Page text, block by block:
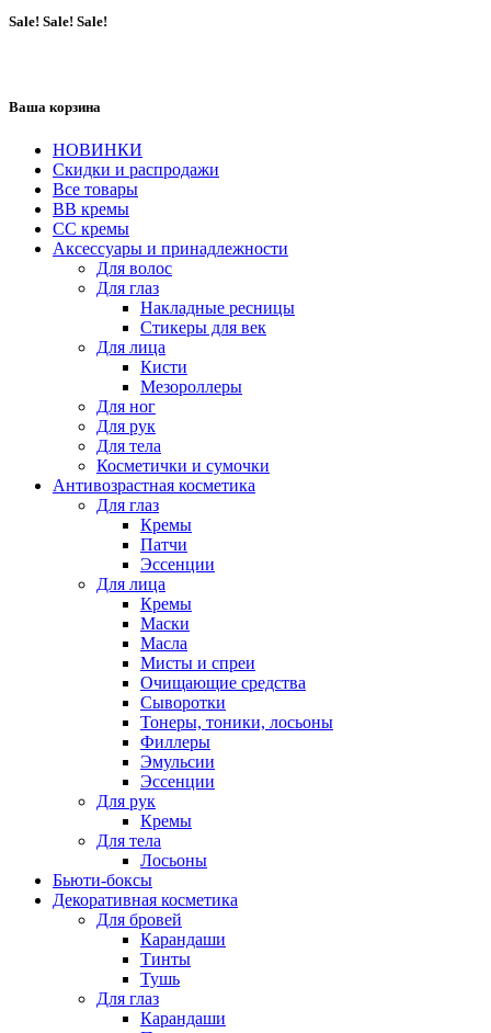
Sale! Sale! Sale!
Ваша корзина
НОВИНКИ
Скидки и распродажи
Все товары
BB кремы
CC кремы
Аксессуары и принадлежности
Для волос
Для глаз
Накладные ресницы
Стикеры для век
Для лица
Кисти
Мезороллеры
Для ног
Для рук
Для тела
Косметички и сумочки
Антивозрастная косметика
Для глаз
Кремы
Патчи
Эссенции
Для лица
Кремы
Маски
Масла
Мисты и спреи
Очищающие средства
Сыворотки
Тонеры, тоники, лосьоны
Филлеры
Эмульсии
Эссенции
Для рук
Кремы
Для тела
Лосьоны
Бьюти-боксы
Декоративная косметика
Для бровей
Карандаши
Тинты
Тушь
Для глаз
Карандаши